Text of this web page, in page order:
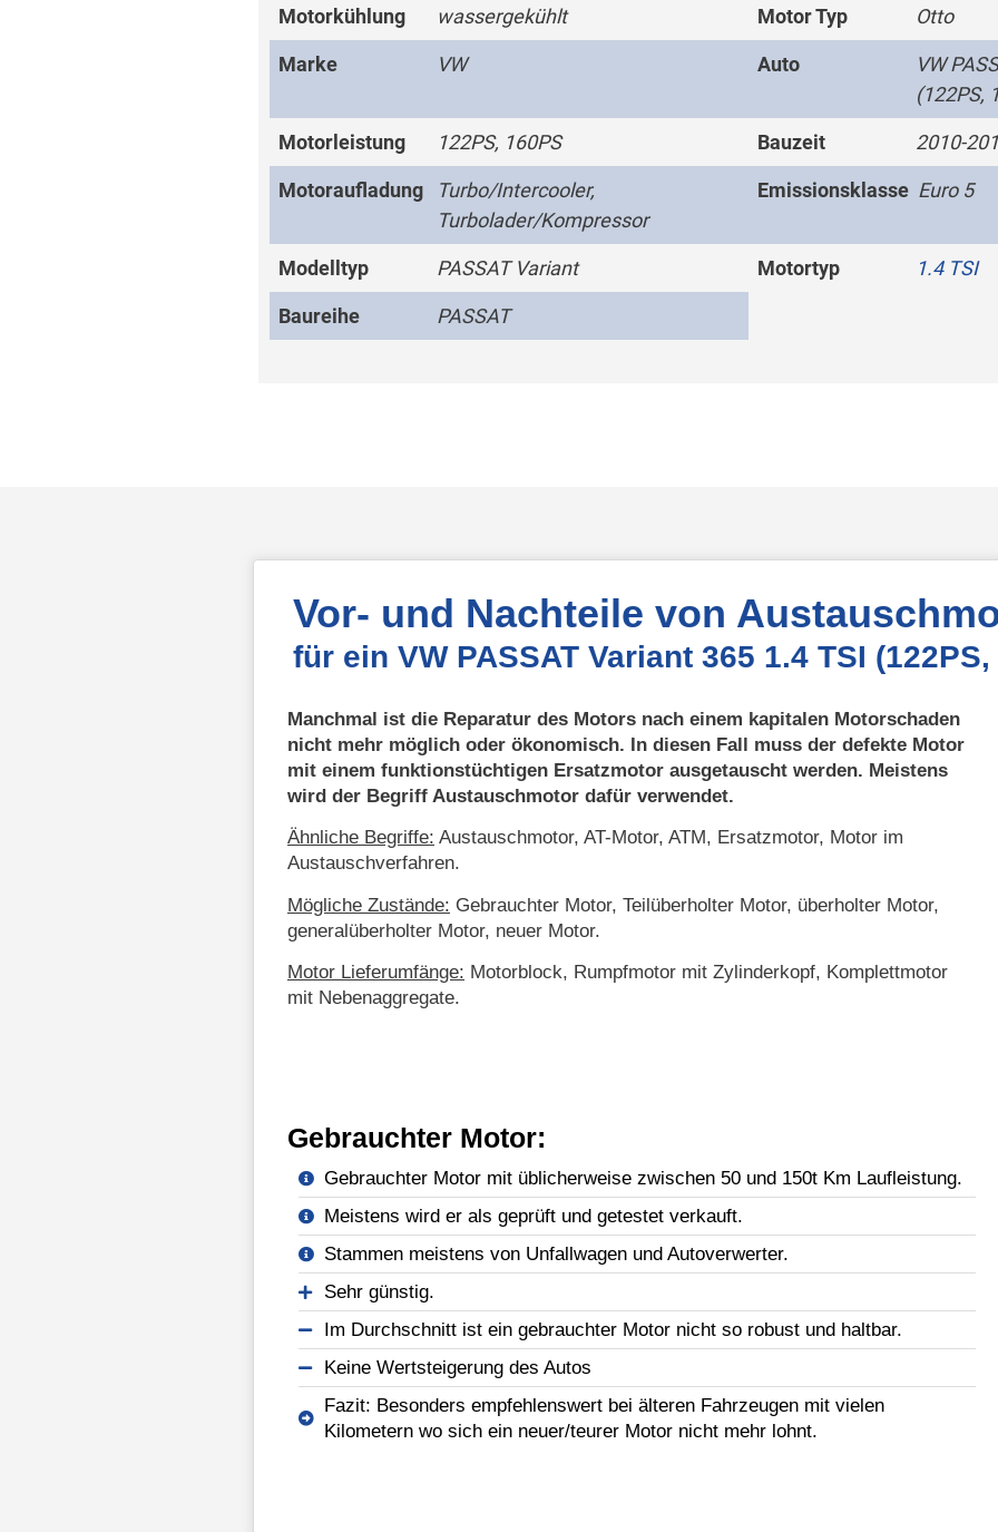
Motorkühlung wassergekühlt Motor Typ Otto
Marke VW Auto
VW
(122PS,
Motorleistung 122PS, 160PS Bauzeit 2010-
Motoraufladung
Turbo/Intercooler,
Turbolader/Kompressor
Emissionsklasse Euro 5
Modelltyp PASSAT Variant Motortyp 1.4 TSI
Baureihe PASSAT
Vor- und Nachteile von
für ein VW PASSAT Variant 365 1.4 TSI (122PS,
Manchmal ist die Reparatur des Motors nach einem kapitalen Motorschaden
nicht mehr möglich oder ökonomisch. In diesen Fall muss der defekte Motor
mit einem funktionstüchtigen Ersatzmotor ausgetauscht werden. Meistens
wird der Begriff Austauschmotor dafür verwendet.
Ähnliche Begriffe: Austauschmotor, AT-Motor, ATM, Ersatzmotor, Motor im
Austauschverfahren.
Mögliche Zustände: Gebrauchter Motor, Teilüberholter Motor, überholter Motor,
generalüberholter Motor, neuer Motor.
Motor Lieferumfänge: Motorblock, Rumpfmotor mit Zylinderkopf, Komplettmotor
mit Nebenaggregate.
Gebrauchter Motor:
Gebrauchter Motor mit üblicherweise zwischen 50 und 150t Km Laufleistung.
Meistens wird er als geprüft und getestet verkauft.
Stammen meistens von Unfallwagen und Autoverwerter.
Sehr günstig.
Im Durchschnitt ist ein gebrauchter Motor nicht so robust und haltbar.
Keine Wertsteigerung des Autos
Fazit: Besonders empfehlenswert bei älteren Fahrzeugen mit vielen
Kilometern wo sich ein neuer/teurer Motor nicht mehr lohnt.